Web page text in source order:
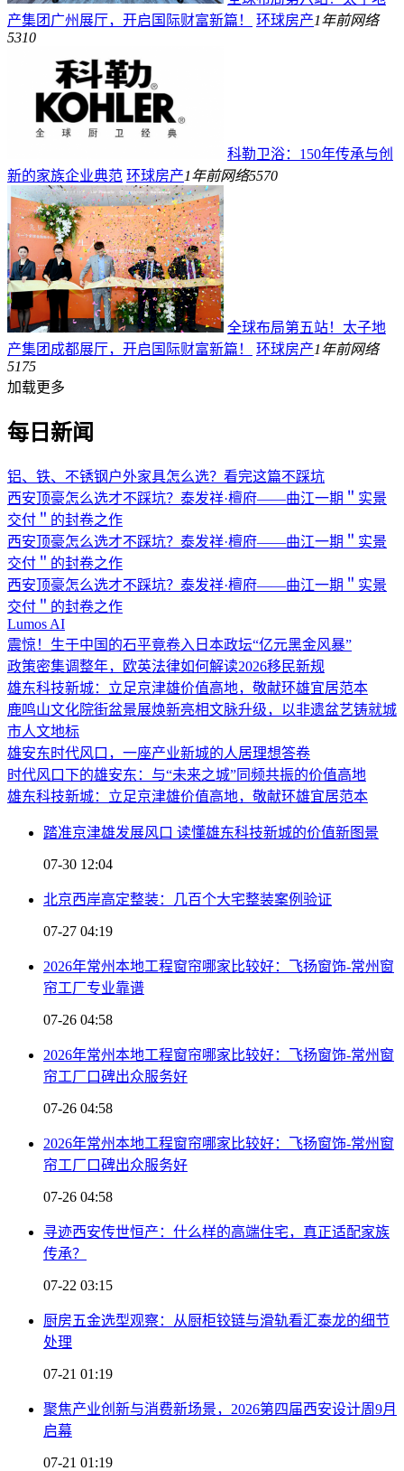
产集团广州展厅，开启国际财富新篇！
环球房产1年前网络
5310
科勒卫浴：150年传承与创
新的家族企业典范 环球房产1年前网络5570
全球布局第五站！太子地
产集团成都展厅，开启国际财富新篇！
环球房产1年前网络
5175
加载更多
每日新闻
铝、铁、不锈钢户外家具怎么选？看完这篇不踩坑
西安顶豪怎么选才不踩坑？泰发祥·檀府——曲江一期＂实景
交付＂的封卷之作
西安顶豪怎么选才不踩坑？泰发祥·檀府——曲江一期＂实景
交付＂的封卷之作
西安顶豪怎么选才不踩坑？泰发祥·檀府——曲江一期＂实景
交付＂的封卷之作
Lumos AI
震惊！生于中国的石平竟卷入日本政坛“亿元黑金风暴”
政策密集调整年，欧英法律如何解读2026移民新规
雄东科技新城：立足京津雄价值高地，敬献环雄宜居范本
鹿鸣山文化院街盆景展焕新亮相文脉升级，以非遗盆艺铸就城
市人文地标
雄安东时代风口，一座产业新城的人居理想答卷
时代风口下的雄安东：与“未来之城”同频共振的价值高地
雄东科技新城：立足京津雄价值高地，敬献环雄宜居范本
踏准京津雄发展风口 读懂雄东科技新城的价值新图景
07-30 12:04
北京西岸高定整装：几百个大宅整装案例验证
07-27 04:19
2026年常州本地工程窗帘哪家比较好：飞扬窗饰-常州窗
帘工厂专业靠谱
07-26 04:58
2026年常州本地工程窗帘哪家比较好：飞扬窗饰-常州窗
帘工厂口碑出众服务好
07-26 04:58
2026年常州本地工程窗帘哪家比较好：飞扬窗饰-常州窗
帘工厂口碑出众服务好
07-26 04:58
寻迹西安传世恒产：什么样的高端住宅，真正适配家族
传承？
07-22 03:15
厨房五金选型观察：从厨柜铰链与滑轨看汇泰龙的细节
处理
07-21 01:19
聚焦产业创新与消费新场景，2026第四届西安设计周9月
启幕
07-21 01:19